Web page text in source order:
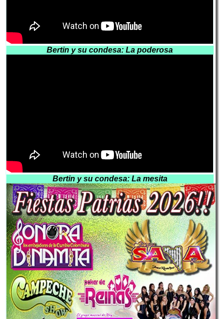
Bertin y su condesa: La poderosa
Bertin y su condesa: La mesita